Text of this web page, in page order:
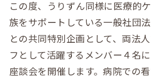
この度、うりずん同様に医療的
族をサポートしている一般社団
との共同特別企画として、両法
フとして活躍するメンバー４名
座談会を開催します。病院での